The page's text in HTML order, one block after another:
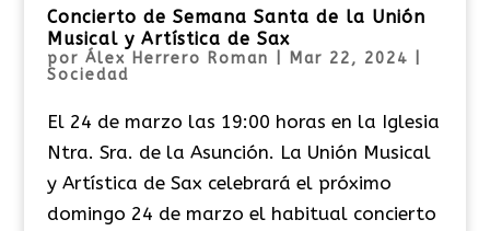
Concierto de Semana Santa de la Unión
Musical y Artística de Sax
por Álex Herrero Roman Mar 22, 2024
Sociedad
El 24 de marzo las 19:00 horas en la Iglesia
Ntra. Sra. de la Asunción. La Unión Musical
y Artística de Sax celebrará el próximo
domingo 24 de marzo el habitual concierto